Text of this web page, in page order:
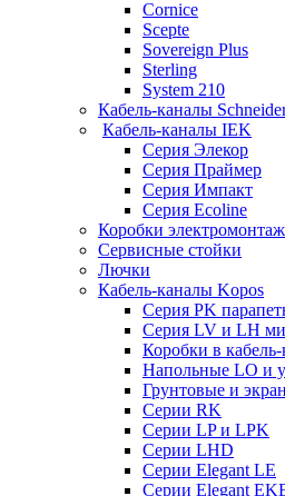
Cornice
Scepte
Sovereign Plus
Sterling
System 210
Кабель-каналы
Кабель-каналы IEK
Серия Элекор
Серия Праймер
Серия Импакт
Серия Ecoline
Коробки
Сервисные стойки
Лючки
Кабель-каналы Kopos
Серия PK
Серия LV и LH
Коробки в
Напольные LO и
Грунтовые и
Серии RK
Серии LP и LPK
Серии LHD
Серии Elegant LE
Серии Elegant